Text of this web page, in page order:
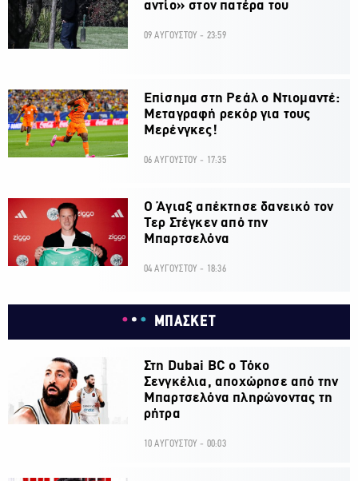
αντίο» στον πατέρα του
09 ΑΥΓΟΥΣΤΟΥ - 23:59
Επίσημα στη Ρεάλ ο Ντιομαντέ:
Μεταγραφή ρεκόρ για τους
Μερένγκες!
06 ΑΥΓΟΥΣΤΟΥ - 17:35
Ο Άγιαξ απέκτησε δανεικό τον
Τερ Στέγκεν από την
Μπαρτσελόνα
04 ΑΥΓΟΥΣΤΟΥ - 18:36
ΜΠΑΣΚΕΤ
Στη Dubai BC ο Τόκο
Σενγκέλια, αποχώρησε από την
Μπαρτσελόνα πληρώνοντας τη
ρήτρα
10 ΑΥΓΟΥΣΤΟΥ - 00:03